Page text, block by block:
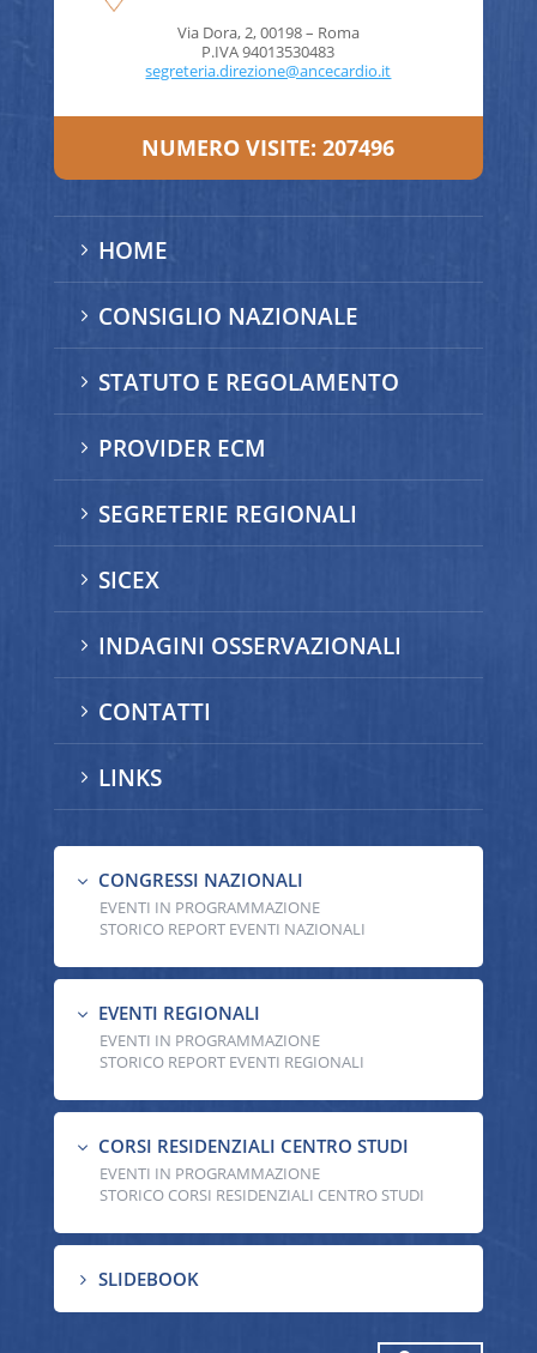
Via Dora, 2, 00198 – Roma
P.IVA 94013530483
segreteria.direzione@ancecardio.it
NUMERO VISITE:207496
5 HOME
5 CONSIGLIO NAZIONALE
5 STATUTO E REGOLAMENTO
5 PROVIDER ECM
5 SEGRETERIE REGIONALI
5 SICEX
5 INDAGINI OSSERVAZIONALI
5 CONTATTI
5 LINKS
3 CONGRESSI NAZIONALI
EVENTI IN PROGRAMMAZIONE
STORICO REPORT EVENTI NAZIONALI
3 EVENTI REGIONALI
EVENTI IN PROGRAMMAZIONE
STORICO REPORT EVENTI REGIONALI
3 CORSI RESIDENZIALI CENTRO STUDI
EVENTI IN PROGRAMMAZIONE
STORICO CORSI RESIDENZIALI CENTRO STUDI
5 SLIDEBOOK